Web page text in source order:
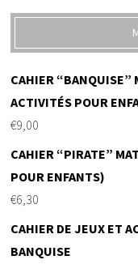
CAHIER “BANQUISE”
ACTIVITÉS POUR
€9,00
CAHIER “PIRATE”
POUR ENFANTS)
€6,30
CAHIER DE JEUX ET
BANQUISE